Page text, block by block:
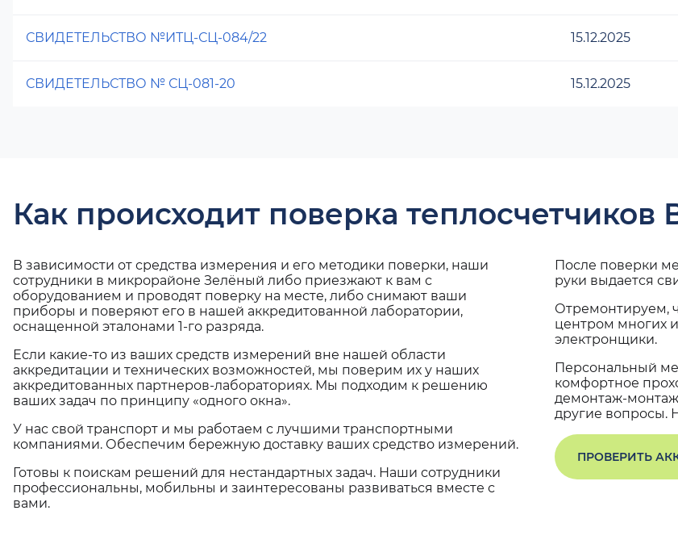
СВИДЕТЕЛЬСТВО №ИТЦ-СЦ-084/22 15.12.2025
СВИДЕТЕЛЬСТВО № СЦ-081-20 15.12.2025
Как происходит поверка
В зависимости от средства измерения и его методики поверки, наши
сотрудники в микрорайоне Зелёный либо приезжают к вам с
оборудованием и проводят поверку на месте, либо снимают ваши
приборы и поверяют его в нашей аккредитованной лаборатории,
оснащенной эталонами 1-го разряда.
Если какие-то из ваших средств измерений вне нашей области
аккредитации и технических возможностей, мы поверим их у наших
аккредитованных партнеров-лабораториях. Мы подходим к решению
ваших задач по принципу «одного окна».
У нас свой транспорт и мы работаем с лучшими транспортными
компаниями. Обеспечим бережную доставку ваших средство измерений.
Готовы к поискам решений для нестандартных задач. Наши сотрудники
профессиональны, мобильны и заинтересованы развиваться вместе с
вами.
После поверки
руки выдается
Отремонтируем,
центром многих
электронщики.
Персональный
комфортное
демонтаж-
другие вопросы.
ПРОВЕРИТЬ